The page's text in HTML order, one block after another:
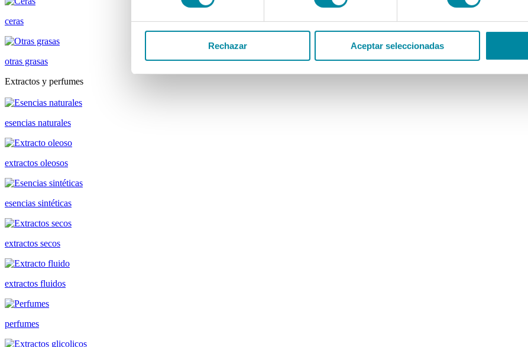
Rechazar Aceptar seleccionadas
ceras
otras grasas
Extractos y perfumes
esencias naturales
extractos oleosos
esencias sintéticas
extractos secos
extractos fluidos
perfumes